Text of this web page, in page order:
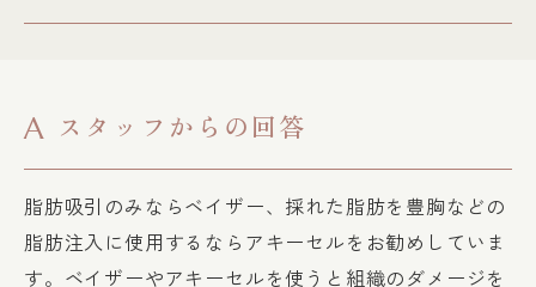
A スタッフからの回答
脂肪吸引のみならベイザー、採れた脂肪を豊胸などの
脂肪注入に使用するならアキーセルをお勧めしていま
す。ベイザーやアキーセルを使うと組織のダメージを